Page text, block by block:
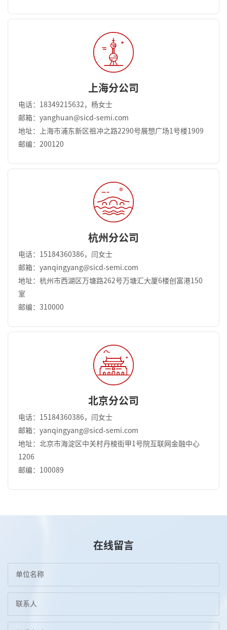
上海分公司
电话：18349215632，杨女士
邮箱：yanghuan@sicd-semi.com
地址：上海市浦东新区祖冲之路2290号展想广场1号楼1909
邮编：200120
杭州分公司
电话：15184360386，闫女士
邮箱：yanqingyang@sicd-semi.com
地址：杭州市西湖区万塘路262号万塘汇大厦6楼创富港150
室
邮编：310000
北京分公司
电话：15184360386，闫女士
邮箱：yanqingyang@sicd-semi.com
地址：北京市海淀区中关村丹棱街甲1号院互联网金融中心
1206
邮编：100089
在线留言